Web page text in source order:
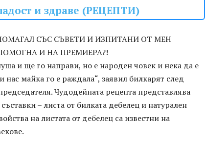
и здраве (РЕЦЕПТИ)
СЪС СЪВЕТИ И ИЗПИТАНИ ОТ МЕН
И НА ПРЕМИЕРА?!
и ще го направи, но е народен човек и нека да е
нас майка го е раждала“, заявил билкарят след
Чудодейната рецепта представлява
– листа от билката дебелец и натурален
на листата от дебелец са известни на